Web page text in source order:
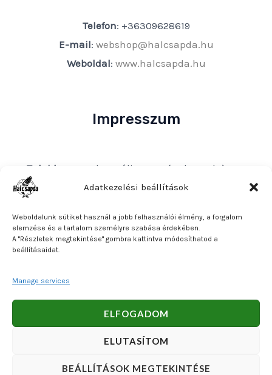
Adatkezelési beállítások
Weboldalunk sütiket használ a jobb felhasználói élmény, a forgalom
elemzése és a tartalom személyre szabása érdekében.
A "Részletek megtekintése" gombra kattintva módosíthatod a
beállításaidat.
Manage services
ELFOGADOM
ELUTASÍTOM
BEÁLLÍTÁSOK MEGTEKINTÉSE
Telefon: +36309628619
E-mail: webshop@halcsapda.hu
Weboldal: www.halcsapda.hu
Impresszum
Tulajdonos
: Bakos Bálint E. V. (Halcsapda)
Székhely és postacím: 2890 Tata, Nyárfa u. 7.
Közösségi adószám: HU90921379
Bankszámlaszám: OTP Bank 11740047-27102600
by Bakos Bálint E. V. (Halcsapda).